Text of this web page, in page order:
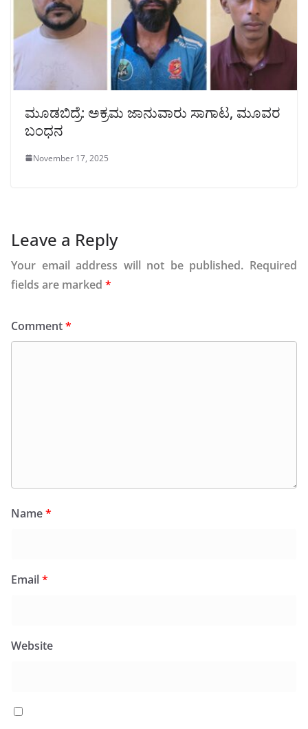
ಮೂಡಬಿದ್ರೆ: ಅಕ್ರಮ ಜಾನುವಾರು ಸಾಗಾಟ, ಮೂವರ
ಬಂಧನ
November 17, 2025
Leave a Reply
Your email address will not be published. Required
fields are marked *
Comment*
Name*
Email*
Website